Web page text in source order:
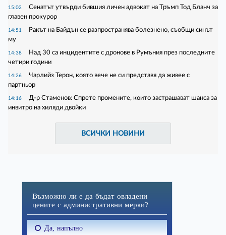
15:02
Сенатът утвърди бившия личен адвокат на Тръмп Тод Бланч за
главен прокурор
14:51
Ракът на Байдън се разпространява болезнено, съобщи синът
му
14:38
Над 30 са инцидентите с дронове в Румъния през последните
четири години
14:26
Чарлийз Терон, която вече не си представя да живее с
партньор
14:16
Д-р Стаменов: Спрете промените, които застрашават шанса за
инвитро на хиляди двойки
ВСИЧКИ НОВИНИ